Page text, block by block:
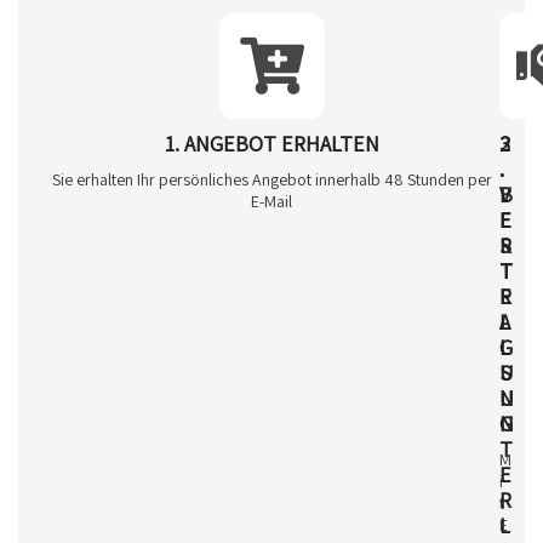
1. ANGEBOT ERHALTEN
Sie erhalten Ihr persönliches Angebot innerhalb 48 Stunden per
E-Mail
2
.
V
E
R
T
R
A
G
S
U
N
T
E
R
L
3
.
B
E
S
T
E
L
L
U
N
G
M
i
t
E